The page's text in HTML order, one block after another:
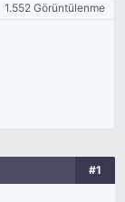
1.552 Görüntülenme
#1